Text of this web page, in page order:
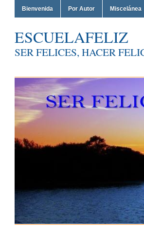
Bienvenida Por Autor Miscelánea
ESCUELAFELIZ
SER FELICES, HACER